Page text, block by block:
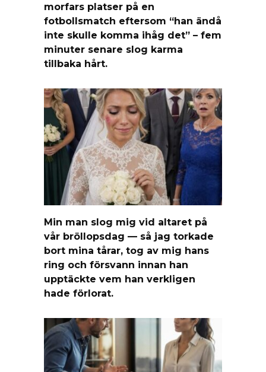
morfars platser på en
fotbollsmatch eftersom “han ändå
inte skulle komma ihåg det” – fem
minuter senare slog karma
tillbaka hårt.
Min man slog mig vid altaret på
vår bröllopsdag — så jag torkade
bort mina tårar, tog av mig hans
ring och försvann innan han
upptäckte vem han verkligen
hade förlorat.